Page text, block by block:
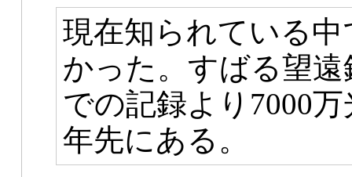
現在知られている
かった。すばる望
での記録より7000
年先にある。